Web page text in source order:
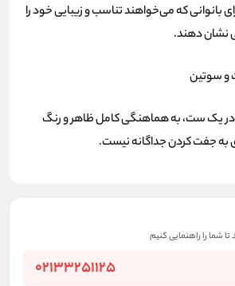
بانوانی که می‌خواهند تناسب و زیبایی خود را
نشان دهند.
سوتین
یک ست، به هماهنگی کامل ظاهر و رنگ
به جفت کردن جداگانه نیست.
شما را راهنمایی کنیم
02133251125